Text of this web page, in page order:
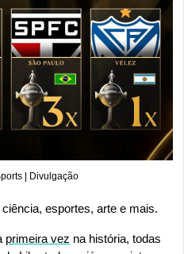
| Divulgação
esportes, arte e mais.
primeira vez na história, todas